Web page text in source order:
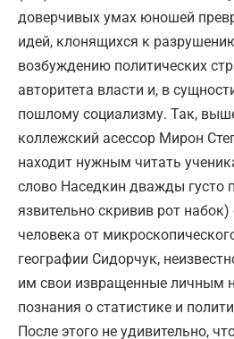
доверчивых умах юношей
идей, клонящихся к
возбуждению политических
авторитета власти и, в
пошлому социализму. Так,
коллежский асессор Мирон
находит нужным читать
слово Наседкин дважды густо
язвительно скривив рот
человека от
географии Сидорчук,
им свои извращенные личным
познания о статистике и
После этого не удивительно,